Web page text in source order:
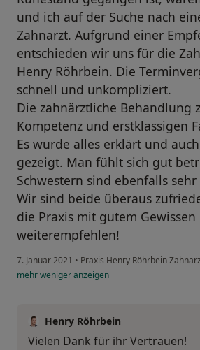
und ich auf der Suche nach
Zahnarzt. Aufgrund einer
entschieden wir uns für die
Henry Röhrbein. Die
schnell und unkompliziert.
Die zahnärztliche Behandlung
Kompetenz und erstklassigen
Es wurde alles erklärt und
gezeigt. Man fühlt sich gut
Schwestern sind ebenfalls
Wir sind beide überaus
die Praxis mit gutem Gewissen
weiterempfehlen!
7. Januar 2021 • Praxis Henry Röhrbein
mehrwenigeranzeigen
Henry Röhrbein
Vielen Dank für ihr Vertrauen!